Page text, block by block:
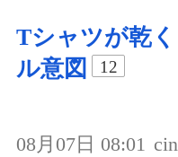
Tシャツが乾
ル意図
12
08月07日 08:01